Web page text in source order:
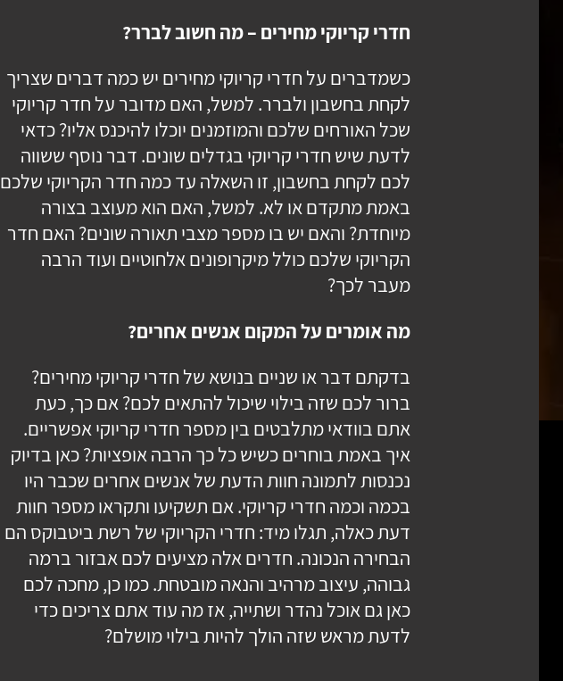
חדרי קריוקי מחירים – מה חשוב לברר?
כשמדברים על חדרי קריוקי מחירים יש כמה דברים שצריך
לקחת בחשבון ולברר. למשל, האם מדובר על חדר קריוקי
שכל האורחים שלכם והמוזמנים יוכלו להיכנס אליו? כדאי
לדעת שיש חדרי קריוקי בגדלים שונים. דבר נוסף ששווה
לכם לקחת בחשבון, זו השאלה עד כמה חדר הקריוקי שלכם
באמת מתקדם או לא. למשל, האם הוא מעוצב בצורה
מיוחדת? והאם יש בו מספר מצבי תאורה שונים? האם חדר
הקריוקי שלכם כולל מיקרופונים אלחוטיים ועוד הרבה
מעבר לכך?
מה אומרים על המקום אנשים אחרים?
בדקתם דבר או שניים בנושא של חדרי קריוקי מחירים?
ברור לכם שזה בילוי שיכול להתאים לכם? אם כך, כעת
אתם בוודאי מתלבטים בין מספר חדרי קריוקי אפשריים.
איך באמת בוחרים כשיש כל כך הרבה אופציות? כאן בדיוק
נכנסות לתמונה חוות הדעת של אנשים אחרים שכבר היו
בכמה וכמה חדרי קריוקי. אם תשקיעו ותקראו מספר חוות
דעת כאלה, תגלו מיד: חדרי הקריוקי של רשת ביטבוקס הם
הבחירה הנכונה. חדרים אלה מציעים לכם אבזור ברמה
גבוהה, עיצוב מרהיב והנאה מובטחת. כמו כן, מחכה לכם
כאן גם אוכל נהדר ושתייה, אז מה עוד אתם צריכים כדי
לדעת מראש שזה הולך להיות בילוי מושלם?